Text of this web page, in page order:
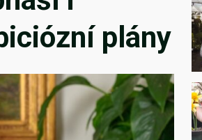
plány